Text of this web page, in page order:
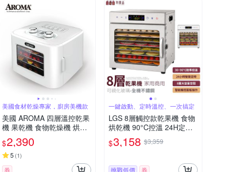
美國食材乾燥專家，廚房美機款
美國 AROMA 四層溫控乾果
機 果乾機 食物乾燥機 烘乾
機 附彩色食譜 AFD-310A
$2,390
5 (1)
券
一鍵啟動、定時溫控、一次搞定
LGS 8層觸控款乾果機 食物
烘乾機 90°C控溫 24H定時
果乾/肉乾/蔬菜/花茶適用 乾
果機 烘乾機 果乾機 食物乾
控乾果機
$3,158 $3,359
挑戰低價 券